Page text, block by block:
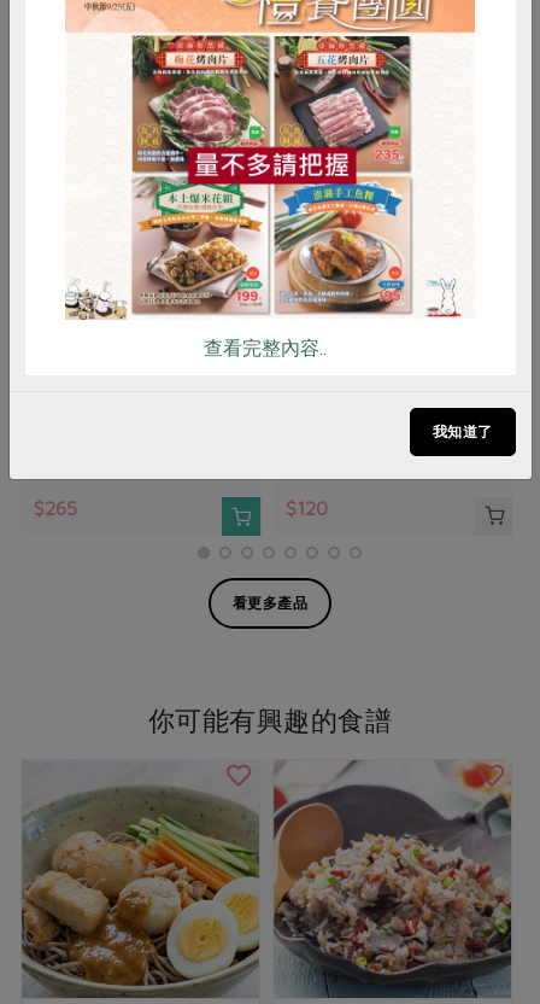
你可能有興趣的產品
$265
御鑫水產企業有限公司
$120
看更多產品
你可能有興趣的食譜
RPET 食譜 減硝酸鹽
雞蛋 食安 共同購買
查看完整內容..
我知道了